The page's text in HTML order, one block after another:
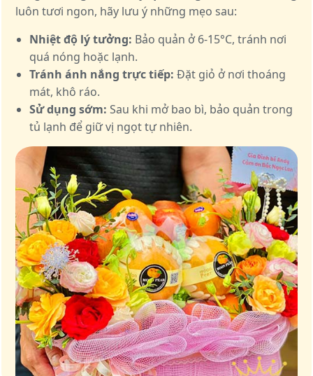
luôn tươi ngon, hãy lưu ý những mẹo sau:
Nhiệt độ lý tưởng: Bảo quản ở 6-15°C, tránh nơi
quá nóng hoặc lạnh.
Tránh ánh nắng trực tiếp: Đặt giỏ ở nơi thoáng
mát, khô ráo.
Sử dụng sớm: Sau khi mở bao bì, bảo quản trong
tủ lạnh để giữ vị ngọt tự nhiên.
Giữ trọn vị ngọt của thiên nhiên